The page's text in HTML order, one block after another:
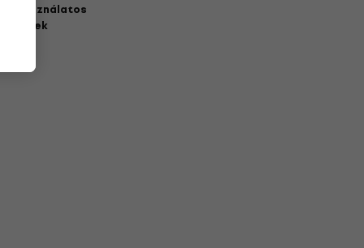
használatos
elemek